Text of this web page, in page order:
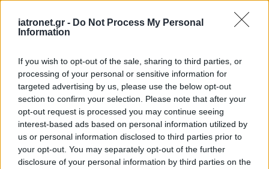
iatronet.gr - Do Not Process My Personal
Information
If you wish to opt-out of the sale, sharing to third parties, or
processing of your personal or sensitive information for
targeted advertising by us, please use the below opt-out
section to confirm your selection. Please note that after your
opt-out request is processed you may continue seeing
interest-based ads based on personal information utilized by
us or personal information disclosed to third parties prior to
your opt-out. You may separately opt-out of the further
disclosure of your personal information by third parties on the